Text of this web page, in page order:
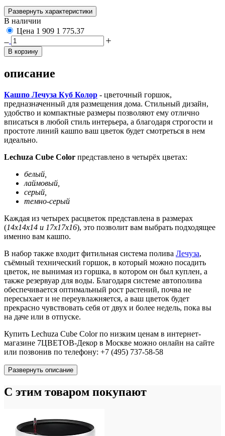
Развернуть характеристики
В наличии
Цена 1 909 1 775.37
В корзину
описание
Кашпо Лечуза Куб Колор - цветочный горшок,
предназначенный для размещения дома. Стильный дизайн,
удобство и компактные размеры позволяют ему отлично
вписаться в любой стиль интерьера, а благодаря строгости и
простоте линий кашпо ваш цветок будет смотреться в нем
идеально.
Lechuza Cube Color представлено в четырёх цветах:
белый,
лаймовый,
серый,
темно-серый
Каждая из четырех расцветок представлена в размерах
(14х14х14 и 17х17х16), это позволит вам выбрать подходящее
именно вам кашпо.
В набор также входит фитильная система полива Лечуза,
съёмный технический горшок, в который можно посадить
цветок, не вынимая из горшка, в котором он был куплен, а
также резервуар для воды. Благодаря системе автополива
обеспечивается оптимальный рост растений, почва не
пересыхает и не переувлажняется, а ваш цветок будет
прекрасно чувствовать себя от двух и более недель, пока вы
на даче или в отпуске.
Купить Lechuza Cube Color по низким ценам в интернет-
магазине 7ЦВЕТОВ-Декор в Москве можно онлайн на сайте
или позвонив по телефону: +7 (495) 737-58-58
Развернуть описание
С этим товаром покупают